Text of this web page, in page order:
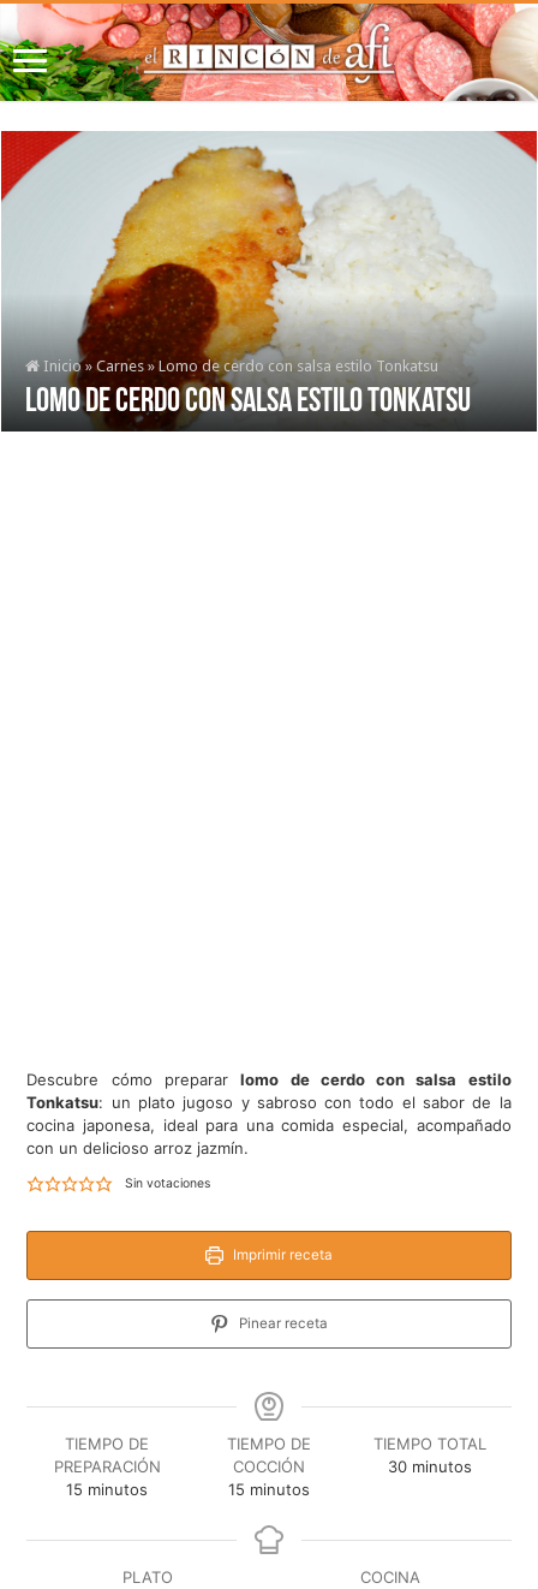
Inicio » Carnes » Lomo de cerdo con salsa estilo Tonkatsu
Lomo de cerdo con salsa estilo Tonkatsu
Descubre cómo prepararlomo de cerdo con salsa estilo
Tonkatsu: un plato jugoso y sabroso con todo el sabor de la
cocina japonesa, ideal para una comida especial, acompañado
con un delicioso arroz jazmín.
Sin votaciones
Imprimir receta
Pinear receta
TIEMPO DE
PREPARACIÓN
15 minutos
minutos
TIEMPO DE
COCCIÓN
15minutos
minutos
TIEMPO TOTAL
30minutos
minutos
PLATO
COCINA